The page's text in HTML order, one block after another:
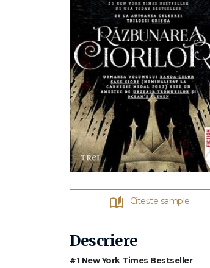
Citește sample
Descriere
#1 New York Times Bestseller